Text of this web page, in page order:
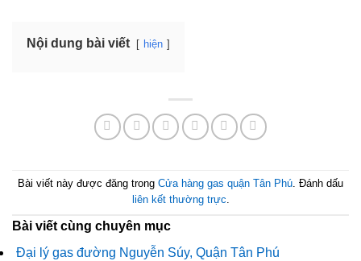
Nội dung bài viết hiện
Bài viết này được đăng trong Cửa hàng gas quận Tân Phú. Đánh dấu
liên kết thường trực.
Bài viết cùng chuyên mục
Đại lý gas đường Nguyễn Súy, Quận Tân Phú